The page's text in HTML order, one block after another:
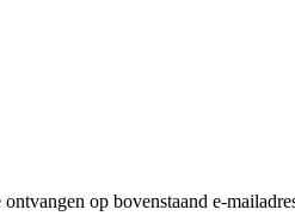
op bovenstaand e-